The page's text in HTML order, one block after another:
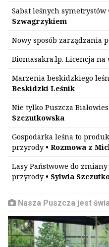
Sabat leśnych symetrystów
Szwagrzykiem
Nowy sposób zarządzania
Biomasakra.lp. Licencja na
Marzenia beskidzkiego
Beskidzki Leśnik
Nie tylko Puszcza
Szczutkowska
Gospodarka leśna to
przyrody• Rozmowa z
Lasy Państwowe do
przyrody• Sylwia
Nasza Puszcza jest